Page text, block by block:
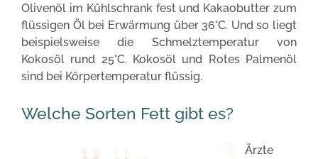
Olivenöl im Kühlschrank fest und Kakaobutter zum
flüssigen Öl bei Erwärmung über 36°C. Und so liegt
beispielsweise die Schmelztemperatur von
Kokosöl rund 25°C. Kokosöl und Rotes Palmenöl
sind bei Körpertemperatur flüssig.
Welche Sorten Fett gibt es?
Ärzte